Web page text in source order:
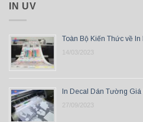
IN UV
Toàn Bộ Kiến Thức về In
14/03/2023
In Decal Dán Tường Giá
27/09/2023